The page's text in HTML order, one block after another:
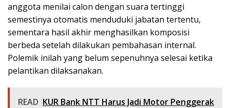
anggota menilai calon dengan suara tertinggi
semestinya otomatis menduduki jabatan tertentu,
sementara hasil akhir menghasilkan komposisi
berbeda setelah dilakukan pembahasan internal.
Polemik inilah yang belum sepenuhnya selesai ketika
pelantikan dilaksanakan.
READ KUR Bank NTT Harus Jadi Motor Penggerak